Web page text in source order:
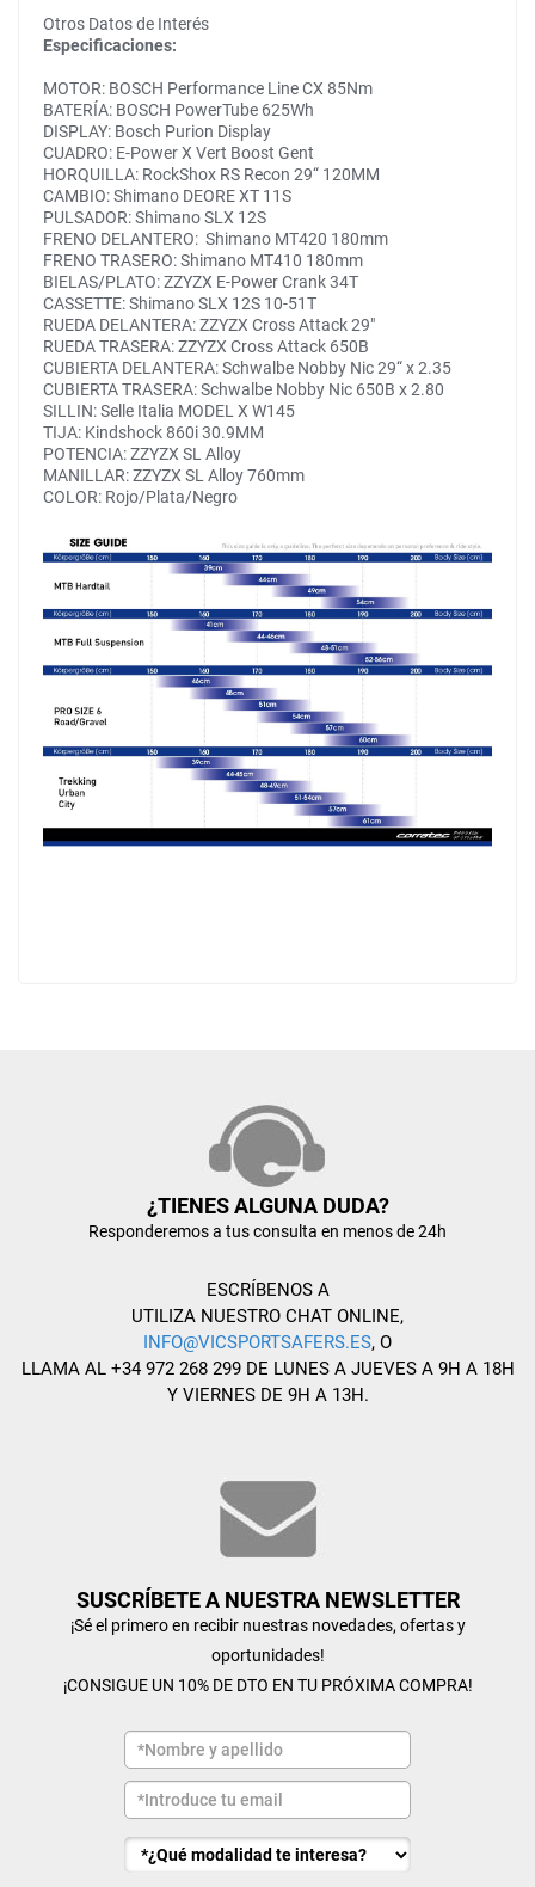
Otros Datos de Interés
Especificaciones:
MOTOR: BOSCH Performance Line CX 85Nm
BATERÍA: BOSCH PowerTube 625Wh
DISPLAY: Bosch Purion Display
CUADRO: E-Power X Vert Boost Gent
HORQUILLA: RockShox RS Recon 29“ 120MM
CAMBIO: Shimano DEORE XT 11S
PULSADOR: Shimano SLX 12S
FRENO DELANTERO: Shimano MT420 180mm
FRENO TRASERO: Shimano MT410 180mm
BIELAS/PLATO: ZZYZX E-Power Crank 34T
CASSETTE: Shimano SLX 12S 10-51T
RUEDA DELANTERA: ZZYZX Cross Attack 29"
RUEDA TRASERA: ZZYZX Cross Attack 650B
CUBIERTA DELANTERA: Schwalbe Nobby Nic 29“ x 2.35
CUBIERTA TRASERA: Schwalbe Nobby Nic 650B x 2.80
SILLIN: Selle Italia MODEL X W145
TIJA: Kindshock 860i 30.9MM
POTENCIA: ZZYZX SL Alloy
MANILLAR: ZZYZX SL Alloy 760mm
COLOR: Rojo/Plata/Negro
¿TIENES ALGUNA DUDA?
Responderemos a tus consulta en menos de 24h
ESCRÍBENOS A
UTILIZA NUESTRO CHAT ONLINE,
INFO@VICSPORTSAFERS.ES, O
LLAMA AL +34 972 268 299 DE LUNES A JUEVES A 9H A 18H
Y VIERNES DE 9H A 13H.
SUSCRÍBETE A NUESTRA NEWSLETTER
¡Sé el primero en recibir nuestras novedades, ofertas y
oportunidades!
¡CONSIGUE UN 10% DE DTO EN TU PRÓXIMA COMPRA!